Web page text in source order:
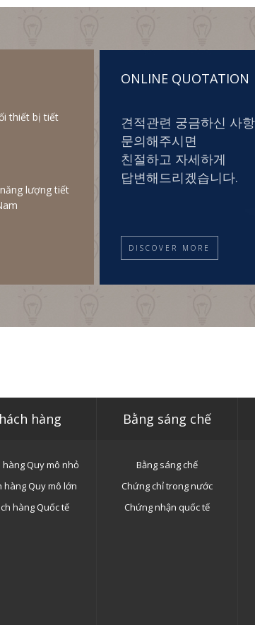
thiết bị tiết
lượng tiết
ONLINE QUOTATION
견적관련 궁금하신 사
문의해주시면
친절하고 자세하게
답변해드리겠습니다.
DISCOVER MORE
hàng Bằng sáng chế
hàng Quy mô nhỏ
hàng Quy mô lớn
hàng Quốc tế
Bằng sáng chế
Chứng chỉ trong nước
Chứng nhận quốc tế